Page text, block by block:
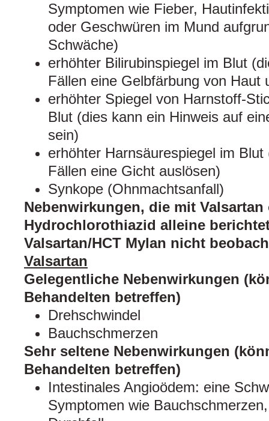
Symptomen wie Fieber,
oder Geschwüren im Mund
Schwäche)
erhöhter Bilirubinspiegel im Blut
Fällen eine Gelbfärbung von Haut
erhöhter Spiegel von Harnstoff-
Blut (dies kann ein Hinweis auf
sein)
erhöhter Harnsäurespiegel im
Fällen eine Gicht auslösen)
Synkope (Ohnmachtsanfall)
Nebenwirkungen, die mit Valsartan
Hydrochlorothiazid alleine
Valsartan/HCT Mylan nicht
Valsartan
Gelegentliche Nebenwirkungen
Behandelten betreffen)
Drehschwindel
Bauchschmerzen
Sehr seltene Nebenwirkungen
Behandelten betreffen)
Intestinales Angioödem: eine
Symptomen wie